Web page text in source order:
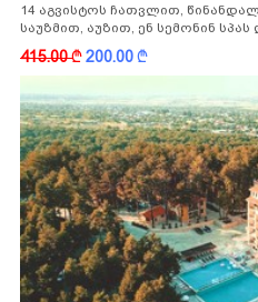
14 აგვისტოს ჩათვლით,
საუზმით, აუზით, ენ სემონინ
415.00k200.00k